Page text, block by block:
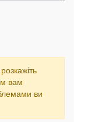
вам
ви